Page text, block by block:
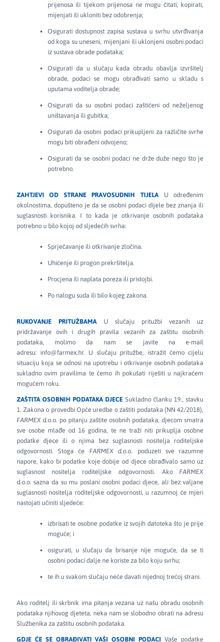
prijenosa ili tijekom prijenosa ne mogu čitati, kopirati,
mijenjati ili ukloniti bez odobrenja;
Osigurati dostupnost zapisa sustava u svrhu utvrđivanja
od koga su uneseni, mijenjani ili uklonjeni osobni podaci
iz sustava obrade podataka;
Osigurati da u slučaju kada obradu obavlja izvršitelj
obrade, podaci se mogu obrađivati ​​samo u skladu s
uputama voditelja obrade;
Osigurati da su osobni podaci zaštićeni od neželjenog
uništavanja ili gubitka;
Osigurati da osobni podaci prikupljeni za različite svrhe
mogu biti obrađeni odvojeno;
Osigurati da se osobni podaci ne drže duže nego što je
potrebno.
ZAHTJEVI OD STRANE PRAVOSUDNIH TIJELA U određenim
okolnostima, dopušteno je da se osobni podaci dijele bez znanja ili
suglasnosti korisnika. I to kada je otkrivanje osobnih podataka
potrebno u bilo kojoj od sljedećih svrha:
Sprječavanje ili otkrivanje zločina.
Uhićenje ili progon prekršitelja.
Procjena ili naplata poreza ili pristojbi.
Po nalogu suda ili bilo kojeg zakona.
RUKOVANJE PRITUŽBAMAU slučaju pritužbi vezanih uz
pridržavanje ovih i drugih pravila vezanih za zaštitu osobnih
podataka, molimo da nam se javite na e-mail
adresu: info@farmex.hr. U slučaju pritužbe, istražit ćemo cijelu
situaciju koja se odnosi na upotrebu i otkrivanje osobnih podataka
sukladno ovim pravilima te ćemo ih pokušati riješiti u najkraćem
mogućem roku.
ZAŠTITA OSOBNIH PODATAKA DJECE Sukladno članku 19., stavku
1. Zakona o provedbi Opće uredbe o zaštiti podataka (NN 42/2018),
FARMEX d.o.o. po pitanju zaštite osobnih podataka, djecom smatra
sve osobe mlađe od 16 godina, te ne traži niti prikuplja osobne
podatke djece ili o njima bez suglasnosti nositelja roditeljske
odgovornosti. Stoga će FARMEX d.o.o. poduzeti sve razumne
napore, kako bi podatke koje dobije od djece obrađivalo samo uz
suglasnost nositelja roditeljske odgovornosti. AkoFARMEX
d.o.o.sazna da su mu poslani osobni podaci djece, ali bez valjane
suglasnosti nositelja roditeljske odgovornosti, u razumnoj će mjeri
nastojati učiniti sljedeće:
izbrisati te osobne podatke iz svojih datoteka što je prije
moguće; i
osigurati, u slučaju da brisanje nije moguće, da se ti
osobni podaci dalje ne koriste za bilo koju svrhu;
te ih u svakom slučaju neće davati nijednoj trećoj strani.
Ako roditelj ili skrbnik ima pitanja vezana uz našu obradu osobnih
podataka njihovog djeteta, neka nam se slobodno obrati na adresu
Službenika za zaštitu osobnih podataka.
GDJE ĆE SE OBRAĐIVATI VAŠI OSOBNI PODACI Vaše podatke